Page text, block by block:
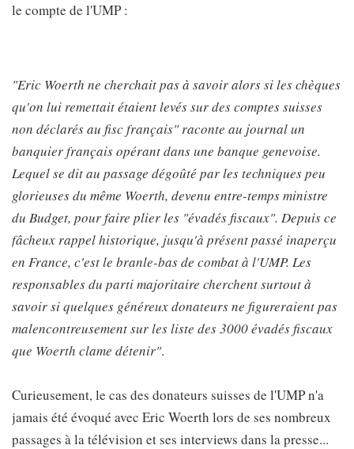
le compte de l'UMP :
"Eric Woerth ne cherchait pas à savoir alors si les chèques
qu'on lui remettait étaient levés sur des comptes suisses
non déclarés au fisc français" raconte au journal un
banquier français opérant dans une banque genevoise.
Lequel se dit au passage dégoûté par les techniques peu
glorieuses du même Woerth, devenu entre-temps ministre
du Budget, pour faire plier les "évadés fiscaux". Depuis ce
fâcheux rappel historique, jusqu'à présent passé inaperçu
en France, c'est le branle-bas de combat à l'UMP. Les
responsables du parti majoritaire cherchent surtout à
savoir si quelques généreux donateurs ne figureraient pas
malencontreusement sur les liste des 3000 évadés fiscaux
que Woerth clame détenir".
Curieusement, le cas des donateurs suisses de l'UMP n'a
jamais été évoqué avec Eric Woerth lors de ses nombreux
passages à la télévision et ses interviews dans la presse...